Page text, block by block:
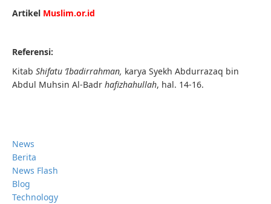
Artikel Muslim.or.id
Referensi:
Kitab Shifatu ‘Ibadirrahman, karya Syekh Abdurrazaq bin
Abdul Muhsin Al-Badr hafizhahullah, hal. 14-16.
News
Berita
News Flash
Blog
Technology